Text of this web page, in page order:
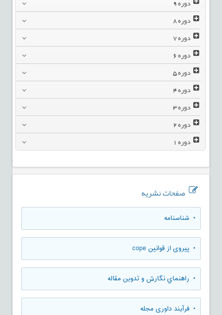
دوره9
دوره8
دوره7
دوره6
دوره5
دوره4
دوره3
دوره2
دوره1
صفحات نشریه
• شناسنامه
• پیروی از قوانین cope
• راهنماي نگارش و تدوين مقاله
• فرآیند داوری مجله